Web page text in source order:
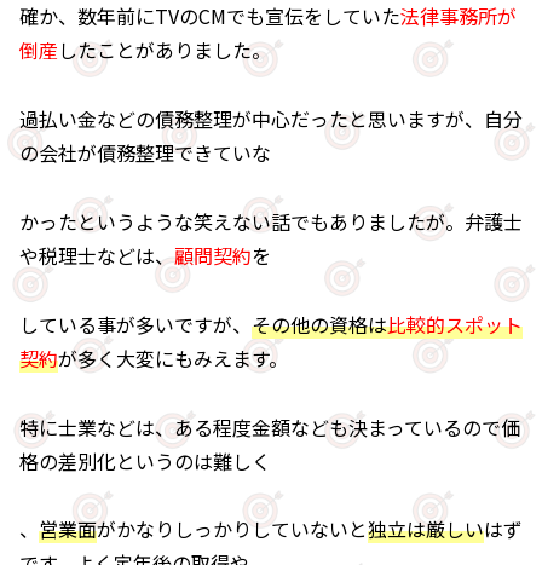
確か、数年前にTVのCMでも宣伝をしていた法律事務所が
倒産したことがありました。
過払い金などの債務整理が中心だったと思いますが、自分
の会社が債務整理できていな
かったというような笑えない話でもありましたが。弁護士
や税理士などは、 顧問契約を
している事が多いですが、 その他の資格は比較的スポット
契約が多く大変にもみえます。
特に士業などは、ある程度金額なども決まっているので価
格の差別化というのは難しく
、 営業面がかなりしっかりしていないと独立は厳しいはず